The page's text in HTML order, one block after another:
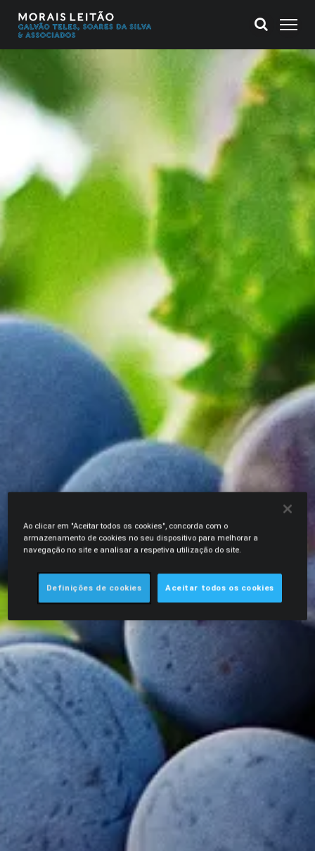
Ao clicar em "Aceitar todos os cookies", concorda com o
armazenamento de cookies no seu dispositivo para melhorar a
navegação no site e analisar a respetiva utilização do site.
Definições de cookies Aceitar todos os cookies